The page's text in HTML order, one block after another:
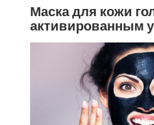
Маска для кожи
активированным